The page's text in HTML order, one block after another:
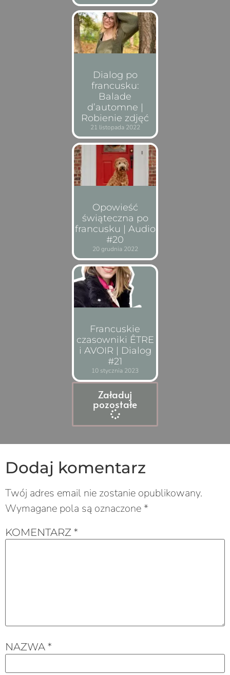
Dialog po
francusku:
Balade
d’automne |
Robienie zdjęć
21 listopada 2022
Opowieść
świąteczna po
francusku | Audio
#20
20 grudnia 2022
Francuskie
czasowniki ÊTRE
i AVOIR | Dialog
#21
10 stycznia 2023
Załaduj
pozostałe
Dodaj komentarz
Twój adres email nie zostanie opublikowany.
Wymagane pola są oznaczone*
KOMENTARZ *
NAZWA *